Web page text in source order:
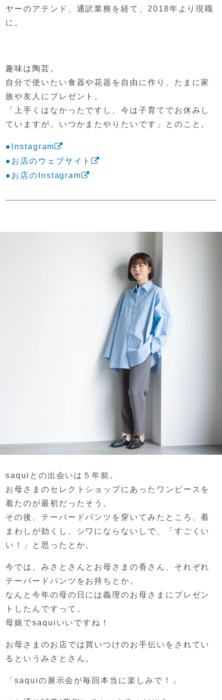
ヤーのアテンド、通訳業務を経て、 2018年より現職
に。
趣味は陶芸。
自分で使いたい食器や花器を自由に作り、 たまに家
族や友人にプレゼント。
「上手くはなかったですし、今は子育てでお休みし
ていますが、 いつかまたやりたいです」とのこと。
●Instagram
●お店のウェブサイト
●お店のInstagram
saquiとの出会いは５年前。
お母さまのセレクトショップにあった ワンピースを
着たのが最初だったそう。
その後、テーパードパンツを穿いてみたところ、着
まわしが効くし、シワにならないしで、
「すごくい
い！」と思ったとか。
今では、みさとさんとお母さまの香さん、 それぞれ
テーパードパンツをお持ちとか。
なんと今年の母の日には義理のお母さまに プレゼン
トしたんですって。
母娘でsaquiいいですね！
お母さまのお店では買いつけのお手伝いをされてい
るというみさとさん。
「saquiの展示会が毎回本当に楽しみで！」